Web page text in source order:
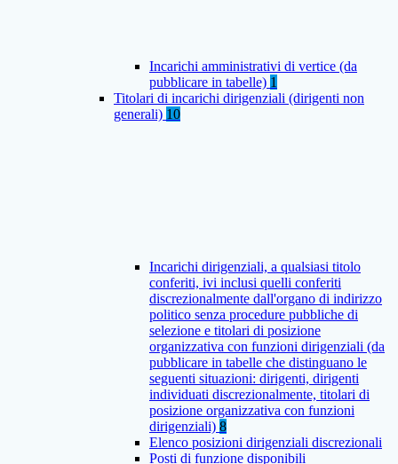
Incarichi amministrativi di vertice (da
pubblicare in tabelle) 1
Titolari di incarichi dirigenziali (dirigenti non
generali) 10
Incarichi dirigenziali, a qualsiasi titolo
conferiti, ivi inclusi quelli conferiti
discrezionalmente dall'organo di indirizzo
politico senza procedure pubbliche di
selezione e titolari di posizione
organizzativa con funzioni dirigenziali (da
pubblicare in tabelle che distinguano le
seguenti situazioni: dirigenti, dirigenti
individuati discrezionalmente, titolari di
posizione organizzativa con funzioni
dirigenziali) 8
Elenco posizioni dirigenziali discrezionali
Posti di funzione disponibili